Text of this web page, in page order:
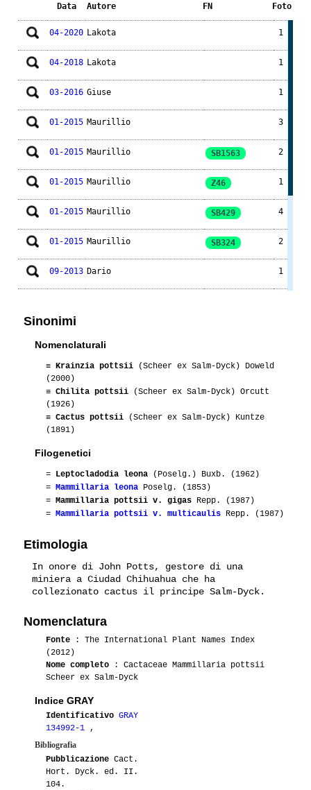
Data Autore FN Foto
04-2020 Lakota 1
04-2018 Lakota 1
03-2016 Giuse 1
01-2015 Maurillio 3
01-2015 Maurillio SB1563 2
01-2015 Maurillio Z46 1
01-2015 Maurillio SB429 4
01-2015 Maurillio SB324 2
09-2013 Dario 1
01-2009 Lacoccinellablu
03-2009 Ento
03-2008 Cactus
Sinonimi
Nomenclaturali
≡ Krainzia pottsii (Scheer ex Salm-Dyck) Doweld
(2000)
≡ Chilita pottsii (Scheer ex Salm-Dyck) Orcutt
(1926)
≡ Cactus pottsii (Scheer ex Salm-Dyck) Kuntze
(1891)
Filogenetici
= Leptocladodia leona (Poselg.) Buxb. (1962)
= Mammillaria leona Poselg. (1853)
= Mammillaria pottsii v. gigas Repp. (1987)
= Mammillaria pottsii v. multicaulis Repp. (1987)
Etimologia
In onore di John Potts, gestore di una
miniera a Ciudad Chihuahua che ha
collezionato cactus il principe Salm-Dyck.
Nomenclatura
Fonte : The International Plant Names Index
(2012)
Nome completo : Cactaceae Mammillaria pottsii
Scheer ex Salm-Dyck
Indice GRAY
Identificativo GRAY
134992-1 ,
Bibliografia
Pubblicazione Cact.
Hort. Dyck. ed. II.
104.